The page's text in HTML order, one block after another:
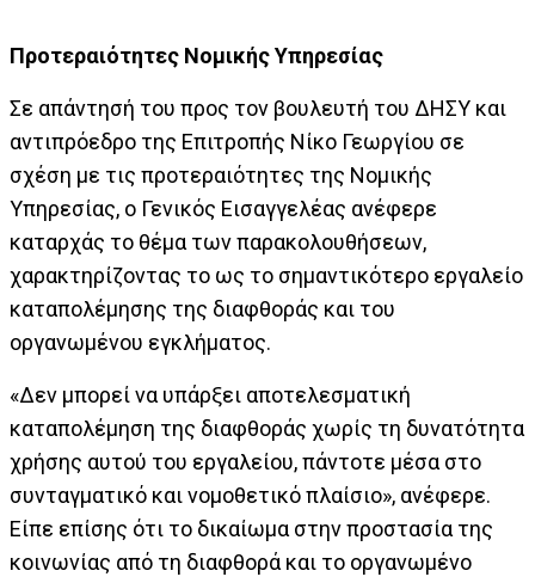
Προτεραιότητες Νομικής Υπηρεσίας
Σε απάντησή του προς τον βουλευτή του ΔΗΣΥ και
αντιπρόεδρο της Επιτροπής Νίκο Γεωργίου σε
σχέση με τις προτεραιότητες της Νομικής
Υπηρεσίας, ο Γενικός Εισαγγελέας ανέφερε
καταρχάς το θέμα των παρακολουθήσεων,
χαρακτηρίζοντας το ως το σημαντικότερο εργαλείο
καταπολέμησης της διαφθοράς και του
οργανωμένου εγκλήματος.
«Δεν μπορεί να υπάρξει αποτελεσματική
καταπολέμηση της διαφθοράς χωρίς τη δυνατότητα
χρήσης αυτού του εργαλείου, πάντοτε μέσα στο
συνταγματικό και νομοθετικό πλαίσιο», ανέφερε.
Είπε επίσης ότι το δικαίωμα στην προστασία της
κοινωνίας από τη διαφθορά και το οργανωμένο